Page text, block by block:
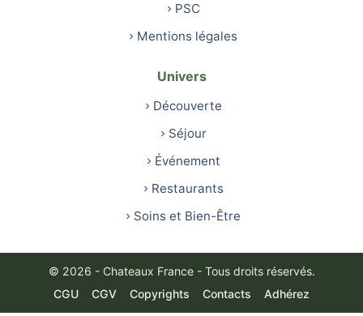
PSC
Mentions légales
Univers
Découverte
Séjour
Événement
Restaurants
Soins et Bien-Être
© 2026 - Chateaux France - Tous droits réservés.
CGU
CGV Copyrights Contacts Adhérez